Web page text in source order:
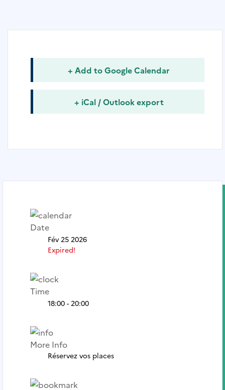
+ Add to Google Calendar
+ iCal / Outlook export
Date
Fév 25 2026
Expired!
Time
18:00 - 20:00
More Info
Réservez vos places